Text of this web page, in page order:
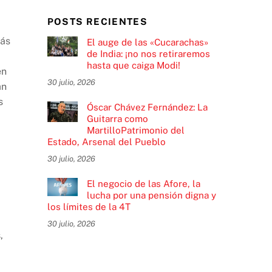
POSTS RECIENTES
El auge de las «Cucarachas»
de India: ¡no nos retiraremos
hasta que caiga Modi!
30 julio, 2026
Óscar Chávez Fernández: La
Guitarra como
MartilloPatrimonio del
Estado, Arsenal del Pueblo
30 julio, 2026
El negocio de las Afore, la
lucha por una pensión digna y
los límites de la 4T
30 julio, 2026